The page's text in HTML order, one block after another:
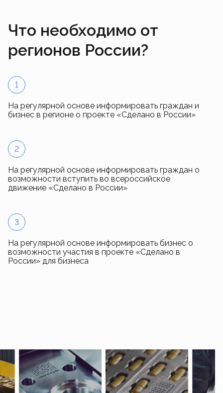
Что необходимо от
регионов России?
1
На регулярной основе информировать граждан и
бизнес в регионе о проекте «Сделано в России»
2
На регулярной основе информировать граждан о
возможности вступить во всероссийское
движение «Сделано в России»
3
На регулярной основе информировать бизнес о
возможности участия в проекте «Сделано в
России» для бизнеса